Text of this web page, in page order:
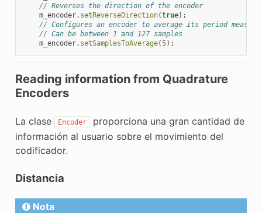
// Reverses the direction of the encoder
m_encoder. setReverseDirection(true);
// Configures an encoder to average its period
// Can be between 1 and 127 samples
m_encoder. setSamplesToAverage( 5);
Reading information from Quadrature
Encoders
La clase Encoder
proporciona una gran cantidad de
información al usuario sobre el movimiento del
codificador.
Distancia
Nota